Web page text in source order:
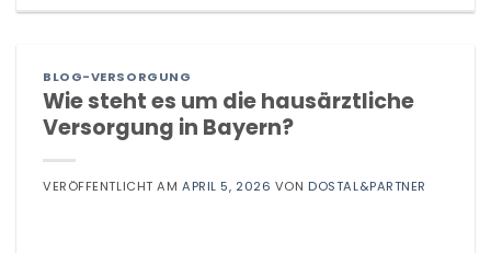
BLOG-VERSORGUNG
Wie steht es um die hausärztliche
Versorgung in Bayern?
VERÖFFENTLICHT AMAPRIL 5, 2026 VON DOSTAL&PARTNER